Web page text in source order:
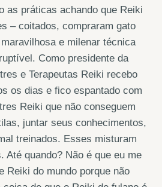
as práticas achando que Reiki
– coitados, compraram gato
e milenar técnica
Como presidente da
e Terapeutas Reiki recebo
os dias e fico espantado com
Reiki que não conseguem
juntar seus conhecimentos,
treinados. Esses misturam
Até quando? Não é que eu me
Reiki do mundo porque não